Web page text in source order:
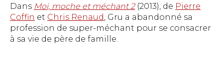
Dans Moi, moche et méchant 2(2013), de Pierre
Coffin et Chris Renaud, Gru a abandonné sa
profession de super-méchant pour se consacrer
à sa vie de père de famille.